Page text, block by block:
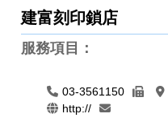
建富刻印鎖店
服務項目：
03-3561150
http://